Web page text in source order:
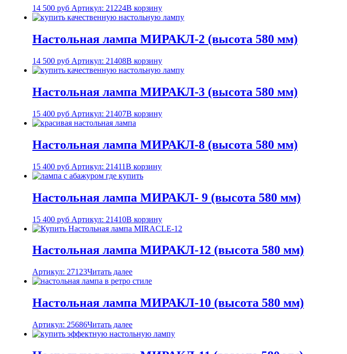
14 500 руб Артикул: 21224В корзину
Настольная лампа МИРАКЛ-2 (высота 580 мм)
14 500 руб Артикул: 21408В корзину
Настольная лампа МИРАКЛ-3 (высота 580 мм)
15 400 руб Артикул: 21407В корзину
Настольная лампа МИРАКЛ-8 (высота 580 мм)
15 400 руб Артикул: 21411В корзину
Настольная лампа МИРАКЛ- 9 (высота 580 мм)
15 400 руб Артикул: 21410В корзину
Настольная лампа МИРАКЛ-12 (высота 580 мм)
Артикул: 27123Читать далее
Настольная лампа МИРАКЛ-10 (высота 580 мм)
Артикул: 25686Читать далее